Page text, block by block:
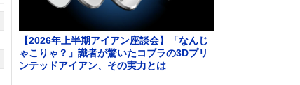
【2026年上半期アイアン座談会】「なんじ
ゃこりゃ？」識者が驚いたコブラの3Dプリ
ンテッドアイアン、その実力とは